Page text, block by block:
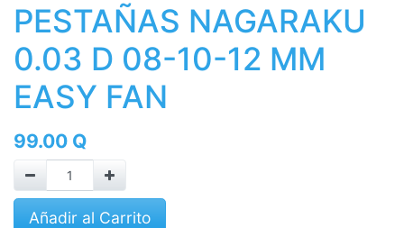
PESTAÑAS NAGARAKU
0.03 D 08-10-12 MM
EASY FAN
99.00 Q
Añadir al Carrito